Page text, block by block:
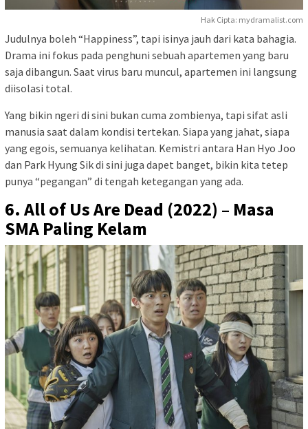
Hak Cipta: mydramalist.com
Judulnya boleh “Happiness”, tapi isinya jauh dari kata bahagia.
Drama ini fokus pada penghuni sebuah apartemen yang baru
saja dibangun. Saat virus baru muncul, apartemen ini langsung
diisolasi total.
Yang bikin ngeri di sini bukan cuma zombienya, tapi sifat asli
manusia saat dalam kondisi tertekan. Siapa yang jahat, siapa
yang egois, semuanya kelihatan. Kemistri antara Han Hyo Joo
dan Park Hyung Sik di sini juga dapet banget, bikin kita tetep
punya “pegangan” di tengah ketegangan yang ada.
6. All of Us Are Dead (2022) – Masa
SMA Paling Kelam